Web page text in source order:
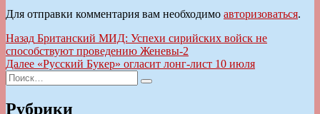
Для отправки комментария вам необходимо авторизоваться.
Навигация
по
записям
Назад Предыдущая
запись:
Британский МИД: Успехи сирийских войск не
способствуют проведению Женевы-2
Далее Следующая
«Русский Букер» огласит лонг-лист 10 июля
Искать:
Поиск
Рубрики